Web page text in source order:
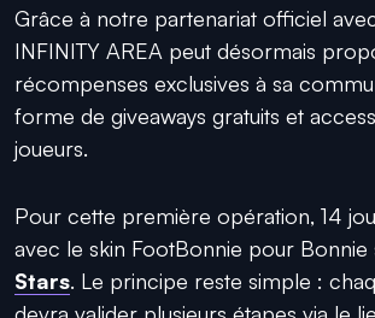
Grâce à notre partenariat officiel
INFINITY AREA peut désormais
récompenses exclusives à sa
forme de giveaways gratuits et
joueurs.
Pour cette première opération, 14
avec le skin FootBonnie pour Bonnie
Stars. Le principe reste simple :